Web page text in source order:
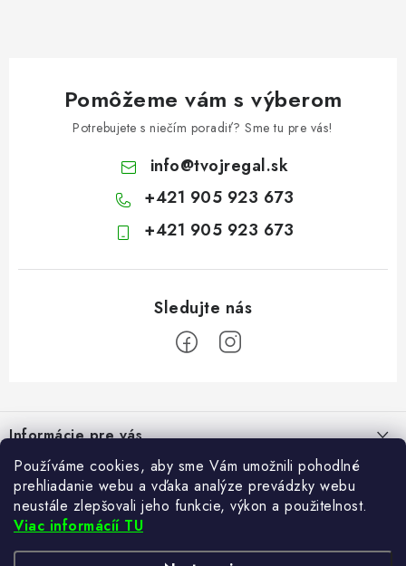
Používáme cookies, aby sme Vám umožnili pohodlné
prehliadanie webu a vďaka analýze prevádzky webu
neustále zlepšovali jeho funkcie, výkon a použitelnost.
Viac informácíí TU
Pomôžeme vám s výberom
Potrebujete s niečím poradiť? Sme tu pre vás!
info@tvojregal.sk
+421 905 923 673
+421 905 923 673
pInformácie pre vás
Kontakt
Hodnotenie obchodu
Často kladené otázky
Blogy
Ako si vybrať poštovú schránku?
21.5.2024
Facebook